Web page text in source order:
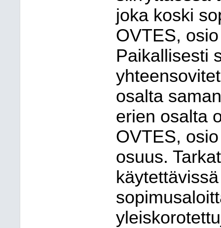
joka koski
OVTES,
Paikallisesti
osalta
erien osalta
OVTES,
osuus.